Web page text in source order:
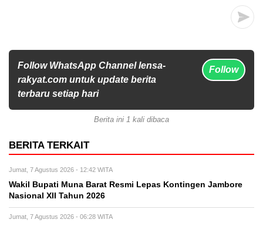
Follow WhatsApp Channel lensa-
rakyat.com untuk update berita
terbaru setiap hari
Follow
Berita ini 1 kali dibaca
BERITA TERKAIT
Jumat, 7 Agustus 2026 - 12:42 WITA
Wakil Bupati Muna Barat Resmi Lepas Kontingen Jambore
Nasional XII Tahun 2026
Jumat, 7 Agustus 2026 - 06:28 WITA